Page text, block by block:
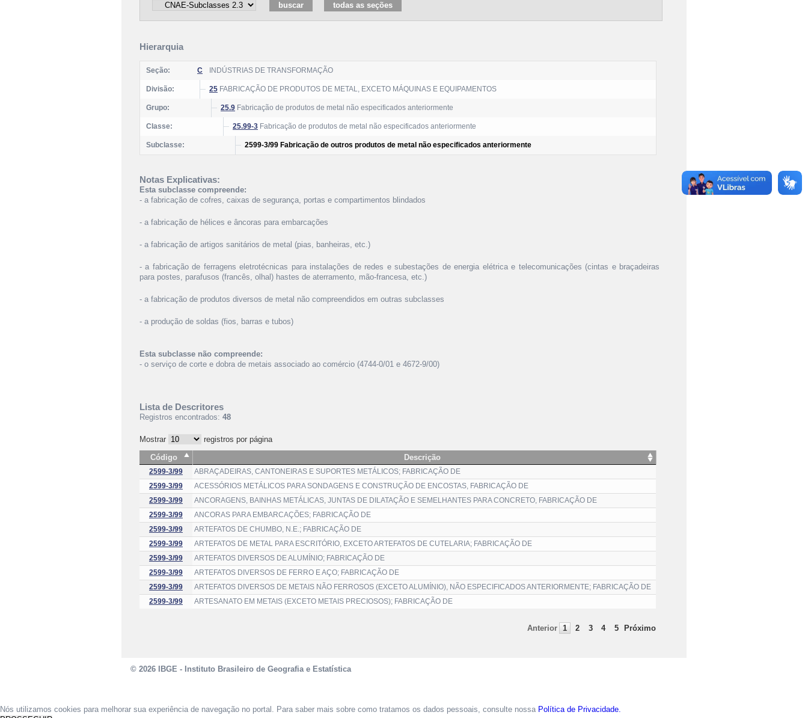
Hierarquia
Seção: C INDÚSTRIAS DE TRANSFORMAÇÃO
Divisão: 25 FABRICAÇÃO DE PRODUTOS DE METAL, EXCETO MÁQUINAS E EQUIPAMENTOS
Grupo: 25.9 Fabricação de produtos de metal não especificados anteriormente
Classe: 25.99-3 Fabricação de produtos de metal não especificados anteriormente
Subclasse: 2599-3/99 Fabricação de outros produtos de metal não especificados anteriormente
Notas Explicativas:
Esta subclasse compreende:
- a fabricação de cofres, caixas de segurança, portas e compartimentos blindados
- a fabricação de hélices e âncoras para embarcações
- a fabricação de artigos sanitários de metal (pias, banheiras, etc.)
- a fabricação de ferragens eletrotécnicas para instalações de redes e subestações de energia elétrica e telecomunicações (cintas e braçadeiras
para postes, parafusos (francês, olhal) hastes de aterramento, mão-francesa, etc.)
- a fabricação de produtos diversos de metal não compreendidos em outras subclasses
- a produção de soldas (fios, barras e tubos)
Esta subclasse não compreende:
- o serviço de corte e dobra de metais associado ao comércio (4744-0/01 e 4672-9/00)
Lista de Descritores
Registros encontrados: 48
Mostrar
registros por página
Código
Descrição
2599-3/99
ABRAÇADEIRAS, CANTONEIRAS E SUPORTES METÁLICOS; FABRICAÇÃO DE
2599-3/99
ACESSÓRIOS METÁLICOS PARA SONDAGENS E CONSTRUÇÃO DE ENCOSTAS, FABRICAÇÃO DE
2599-3/99
ANCORAGENS, BAINHAS METÁLICAS, JUNTAS DE DILATAÇÃO E SEMELHANTES PARA CONCRETO, FABRICAÇÃO DE
2599-3/99
ANCORAS PARA EMBARCAÇÕES; FABRICAÇÃO DE
2599-3/99
ARTEFATOS DE CHUMBO, N.E.; FABRICAÇÃO DE
2599-3/99
ARTEFATOS DE METAL PARA ESCRITÓRIO, EXCETO ARTEFATOS DE CUTELARIA; FABRICAÇÃO DE
2599-3/99
ARTEFATOS DIVERSOS DE ALUMÍNIO; FABRICAÇÃO DE
2599-3/99
ARTEFATOS DIVERSOS DE FERRO E AÇO; FABRICAÇÃO DE
2599-3/99
ARTEFATOS DIVERSOS DE METAIS NÃO FERROSOS (EXCETO ALUMÍNIO), NÃO ESPECIFICADOS ANTERIORMENTE; FABRICAÇÃO DE
2599-3/99
ARTESANATO EM METAIS (EXCETO METAIS PRECIOSOS); FABRICAÇÃO DE
Anterior 1 2 3 4 5 Próximo
© 2026 IBGE - Instituto Brasileiro de Geografia e Estatística
Nós utilizamos cookies para melhorar sua experiência de navegação no portal. Para saber mais sobre como tratamos os dados pessoais, consulte nossa Política de Privacidade.